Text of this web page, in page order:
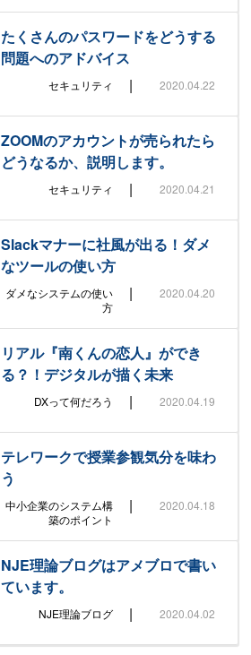
たくさんのパスワードをどうする
問題へのアドバイス
セキュリティ | 2020.04.22
ZOOMのアカウントが売られたら
どうなるか、説明します。
セキュリティ | 2020.04.21
Slackマナーに社風が出る！ダメ
なツールの使い方
ダメなシステムの使い
方
| 2020.04.20
リアル『南くんの恋人』ができ
る？！デジタルが描く未来
DXって何だろう | 2020.04.19
テレワークで授業参観気分を味わ
う
中小企業のシステム構
築のポイント
| 2020.04.18
NJE理論ブログはアメブロで書い
ています。
NJE理論ブログ | 2020.04.02